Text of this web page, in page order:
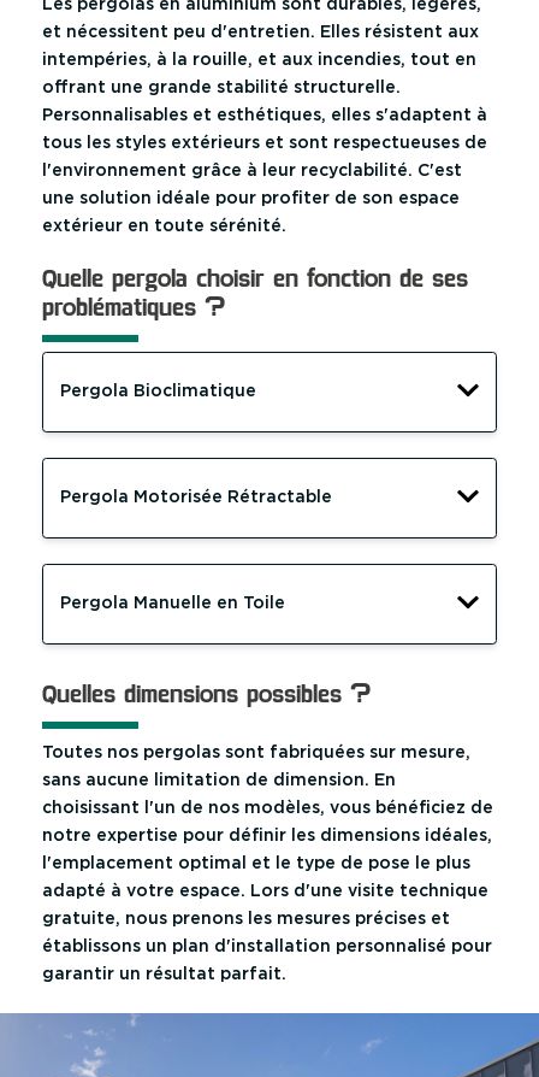
Les pergolas en aluminium sont durables, légères,
et nécessitent peu d'entretien. Elles résistent aux
intempéries, à la rouille, et aux incendies, tout en
offrant une grande stabilité structurelle.
Personnalisables et esthétiques, elles s'adaptent à
tous les styles extérieurs et sont respectueuses de
l'environnement grâce à leur recyclabilité. C'est
une solution idéale pour profiter de son espace
extérieur en toute sérénité.
Quelle pergola choisir en fonction de ses
problématiques ?
Pergola Bioclimatique
Pergola Motorisée Rétractable
Pergola Manuelle en Toile
Quelles dimensions possibles ?
Toutes nos pergolas sont fabriquées sur mesure,
sans aucune limitation de dimension. En
choisissant l'un de nos modèles, vous bénéficiez de
notre expertise pour définir les dimensions idéales,
l'emplacement optimal et le type de pose le plus
adapté à votre espace. Lors d'une visite technique
gratuite, nous prenons les mesures précises et
établissons un plan d'installation personnalisé pour
garantir un résultat parfait.